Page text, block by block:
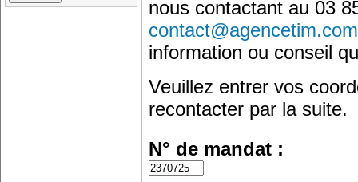
nous contactant au 03
contact@agencetim.com
information ou conseil
Veuillez entrer vos
recontacter par la suite.
N° de mandat :